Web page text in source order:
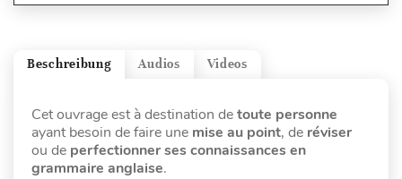
Videos
Audios
Beschreibung
Cet ouvrage est à destination detoute personne
ayant besoin de faire une mise au point, de réviser
ou de perfectionnerses connaissances en
grammaire anglaise.